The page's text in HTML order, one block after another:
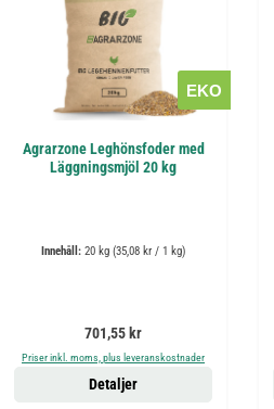
EKO
Agrarzone Leghönsfoder med
Läggningsmjöl 20 kg
Innehåll: 20 kg (35,08 kr / 1 kg)
Ordinarie pris:
701,55 kr
Priser inkl. moms, plus leveranskostnader
Detaljer